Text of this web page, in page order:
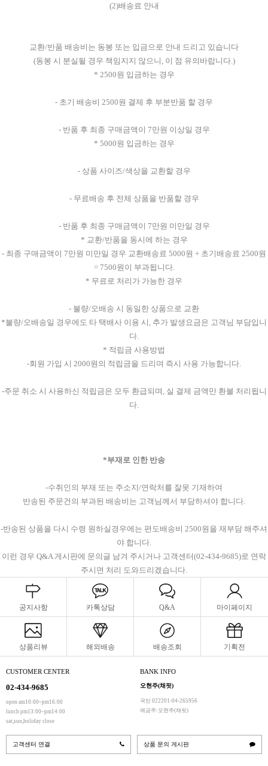
(2)배송료 안내
교환/반품 배송비는 동봉 또는 입금으로 안내 드리고 있습니다
(동봉 시 분실될 경우 책임지지 않으니, 이 점 유의바랍니다.)
* 2500원 입금하는 경우
- 초기 배송비 2500원 결제 후 부분반품 할 경우
- 반품 후 최종 구매금액이 7만원 이상일 경우
* 5000원 입금하는 경우
- 상품 사이즈/색상을 교환할 경우
- 무료배송 후 전체 상품을 반품할 경우
- 반품 후 최종 구매금액이 7만원 미만일 경우
* 교환/반품을 동시에 하는 경우
- 최종 구매금액이 7만원 미만일 경우 교환배송료 5000원 + 초기배송료 2500원
= 7500원이 부과됩니다.
* 무료로 처리가 가능한 경우
- 불량/오배송 시 동일한 상품으로 교환
*불량/오배송일 경우에도 타 택배사 이용 시, 추가 발생요금은 고객님 부담입니
다.
* 적립금 사용방법
-회원 가입 시 2000원의 적립금을 드리며 즉시 사용 가능합니다.
-주문 취소 시 사용하신 적립금은 모두 환급되며, 실 결제 금액만 환불 처리됩니
다.
*부재로 인한 반송
-수취인의 부재 또는 주소지/연락처를 잘못 기재하여
반송된 주문건의 부과된 배송비는 고객님께서 부담하셔야 합니다.
-반송된 상품을 다시 수령 원하실경우에는 편도배송비 2500원을 재부담 해주셔
야 합니다.
이런 경우 Q&A 게시판에 문의글 남겨 주시거나 고객센터(02-434-9685)로 연락
주시면 처리 도와드리겠습니다.
공지사항 카톡상담 Q&A 마이페이지
상품리뷰 해외배송 배송조회 기획전
CUSTOMER CENTER
02-434-9685
open am10:00~pm16:00
lunch pm13:00~pm14:00
sat,sun,holiday close
BANK INFO
오현주(채핏)
국민 022201-04-265956
예금주:오현주(채핏)
고객센터 연결 상품 문의 게시판